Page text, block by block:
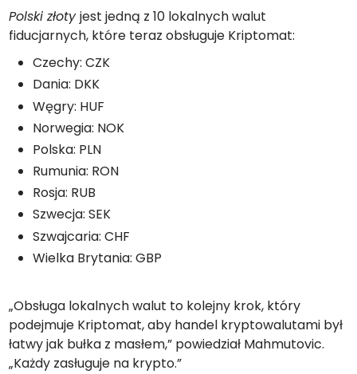
Polski złotyjest jedną z 10 lokalnych walut
fiducjarnych, które teraz obsługuje Kriptomat:
Czechy: CZK
Dania: DKK
Węgry: HUF
Norwegia: NOK
Polska: PLN
Rumunia: RON
Rosja: RUB
Szwecja: SEK
Szwajcaria: CHF
Wielka Brytania: GBP
„Obsługa lokalnych walut to kolejny krok, który
podejmuje Kriptomat, aby handel kryptowalutami był
łatwy jak bułka z masłem,” powiedział Mahmutovic.
„Każdy zasługuje na krypto.”